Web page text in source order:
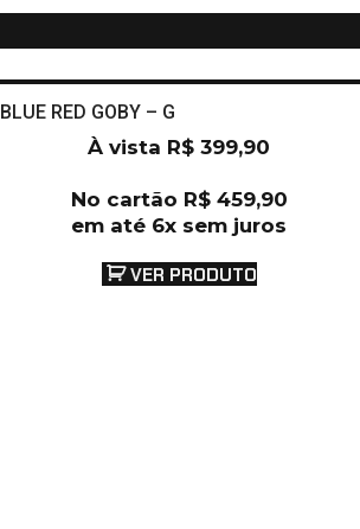
RED GOBY – G
À vista R$ 399,90
No cartão R$459,90
em até 6x sem juros
VER PRODUTO